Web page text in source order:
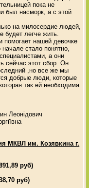
пока не
был насморк, а с этой
на милосердие людей,
легче жить.
нашей девочке
стало понятно,
а они
сейчас этот сбор. Он
,но все же мы
добрые люди, которые
так ей необходима
Леонідович
МКВЛ им. Козявкина г.
руб)
руб)